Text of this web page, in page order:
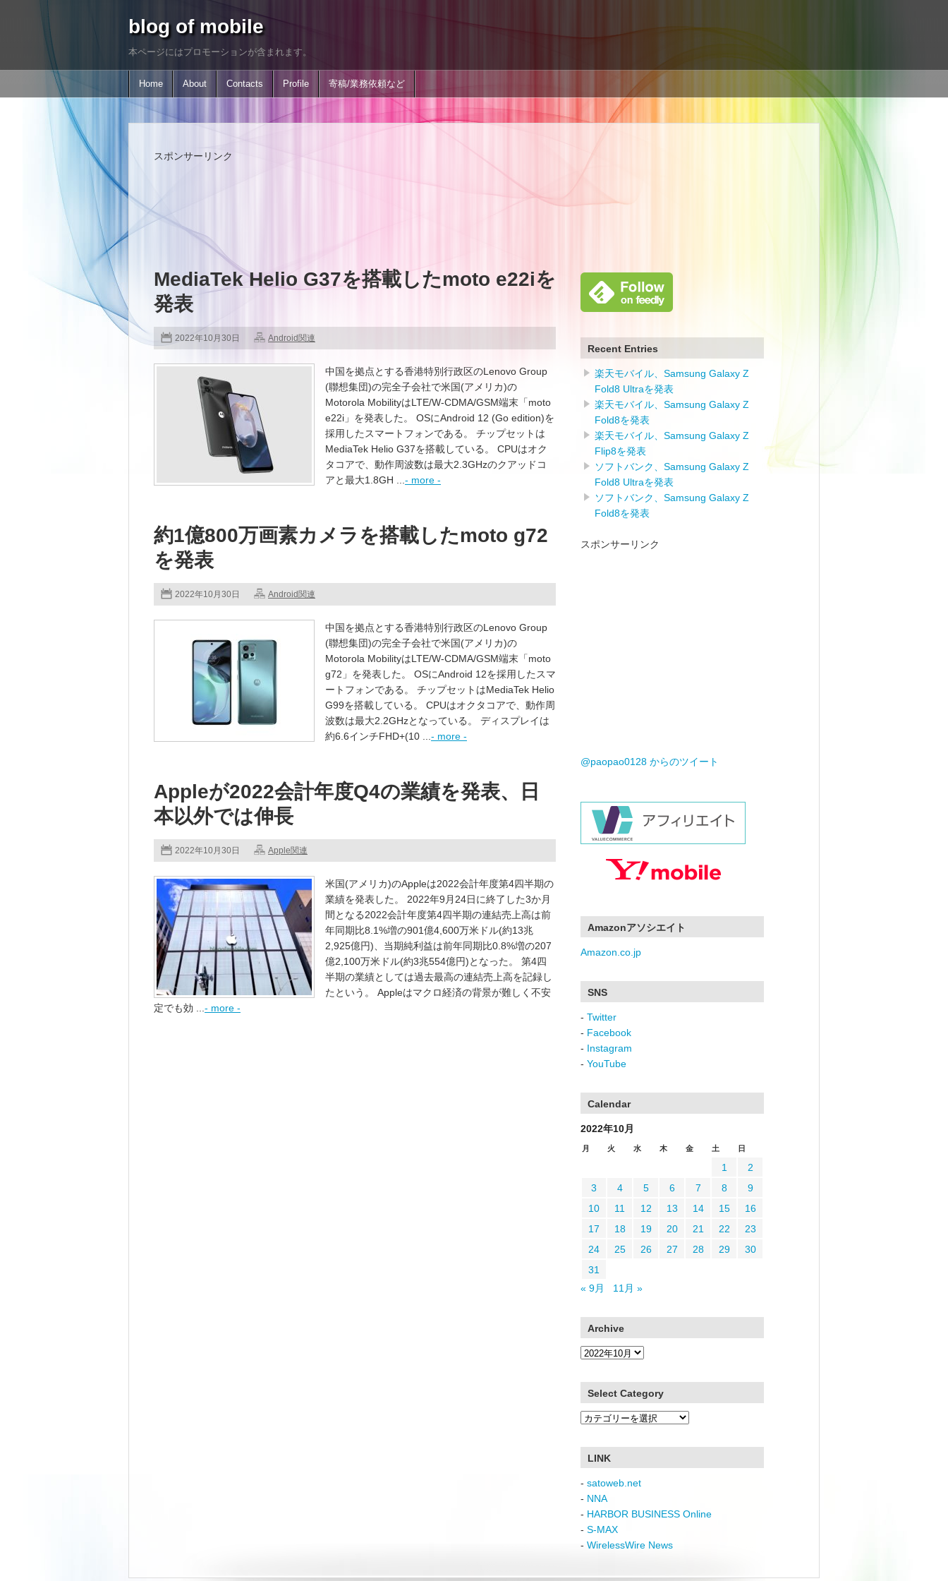
blog of mobile
本ページにはプロモーションが含まれます。
Home About Contacts Profile 寄稿/業務依頼など
スポンサーリンク
MediaTek Helio G37を搭載したmoto e22iを
発表
2022年10月30日 Android関連
中国を拠点とする香港特別行政区のLenovo Group
(聯想集団)の完全子会社で米国(アメリカ)の
Motorola MobilityはLTE/W-CDMA/GSM端末「moto
e22i」を発表した。 OSにAndroid 12 (Go edition)を
採用したスマートフォンである。 チップセットは
MediaTek Helio G37を搭載している。 CPUはオク
タコアで、動作周波数は最大2.3GHzのクアッドコ
アと最大1.8GH ... - more -
約1億800万画素カメラを搭載したmoto g72
を発表
2022年10月30日 Android関連
中国を拠点とする香港特別行政区のLenovo Group
(聯想集団)の完全子会社で米国(アメリカ)の
Motorola MobilityはLTE/W-CDMA/GSM端末「moto
g72」を発表した。 OSにAndroid 12を採用したスマ
ートフォンである。 チップセットはMediaTek Helio
G99を搭載している。 CPUはオクタコアで、動作周
波数は最大2.2GHzとなっている。 ディスプレイは
約6.6インチFHD+(10 ... - more -
Appleが2022会計年度Q4の業績を発表、日
本以外では伸長
2022年10月30日 Apple関連
米国(アメリカ)のAppleは2022会計年度第4四半期の
業績を発表した。 2022年9月24日に終了した3か月
間となる2022会計年度第4四半期の連結売上高は前
年同期比8.1%増の901億4,600万米ドル(約13兆
2,925億円)、当期純利益は前年同期比0.8%増の207
億2,100万米ドル(約3兆554億円)となった。 第4四
半期の業績としては過去最高の連結売上高を記録し
たという。 Appleはマクロ経済の背景が難しく不安
定でも効 ... - more -
Recent Entries
楽天モバイル、Samsung Galaxy Z
Fold8 Ultraを発表
楽天モバイル、Samsung Galaxy Z
Fold8を発表
楽天モバイル、Samsung Galaxy Z
Flip8を発表
ソフトバンク、Samsung Galaxy Z
Fold8 Ultraを発表
ソフトバンク、Samsung Galaxy Z
Fold8を発表
スポンサーリンク
@paopao0128 からのツイート
Amazonアソシエイト
Amazon.co.jp
SNS
- Twitter
- Facebook
- Instagram
- YouTube
Calendar
2022年10月
月 火 水 木 金 土 日
1
2
3
4 5 6 7 8
9
10
11 12 13 14 15
16
17
18 19 20 21 22
23
24
25 26 27 28 29
30
31
« 9月
11月 »
Archive
Archive
Select Category
Select
LINK
- satoweb.net
- NNA
- HARBOR BUSINESS Online
- S-MAX
- WirelessWire News